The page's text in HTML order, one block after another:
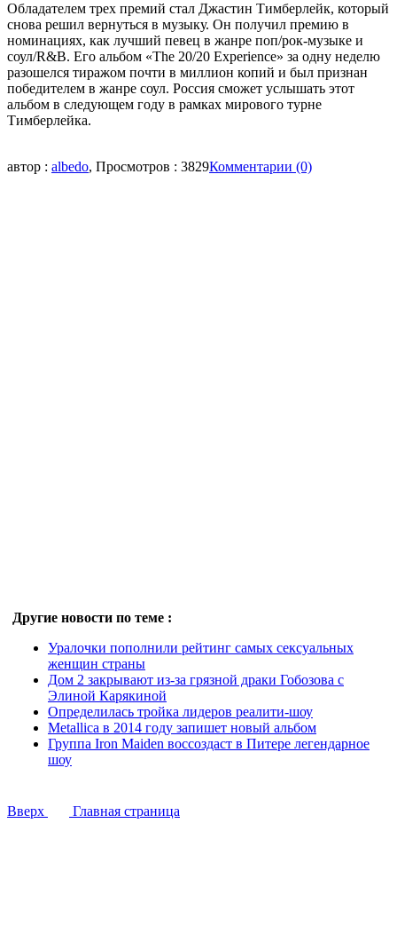
Обладателем трех премий стал Джастин Тимберлейк, который
снова решил вернуться в музыку. Он получил премию в
номинациях, как лучший певец в жанре поп/рок-музыке и
соул/R&B. Его альбом «The 20/20 Experience» за одну неделю
разошелся тиражом почти в миллион копий и был признан
победителем в жанре соул. Россия сможет услышать этот
альбом в следующем году в рамках мирового турне
Тимберлейка.
автор : albedo, Просмотров : 3829Комментарии (0)
Другие новости по теме :
Уралочки пополнили рейтинг самых сексуальных
женщин страны
Дом 2 закрывают из-за грязной драки Гобозова с
Элиной Карякиной
Определилась тройка лидеров реалити-шоу
Metallica в 2014 году запишет новый альбом
Группа Iron Maiden воссоздаст в Питере легендарное
шоу
Вверх Главная страница